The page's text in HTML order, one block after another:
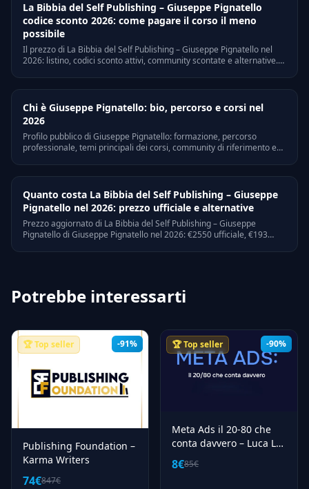
La Bibbia del Self Publishing – Giuseppe Pignatello
codice sconto 2026: come pagare il corso il meno
possibile
Il prezzo di La Bibbia del Self Publishing – Giuseppe Pignatello nel
2026: listino, codici sconto attivi, community scontate e alternative.
Chi è Giuseppe Pignatello: bio, percorso e corsi nel
2026
Profilo pubblico di Giuseppe Pignatello: formazione, percorso
professionale, temi principali dei corsi, community di riferimento e
Quanto costa La Bibbia del Self Publishing – Giuseppe
Pignatello nel 2026: prezzo ufficiale e alternative
Prezzo aggiornato di La Bibbia del Self Publishing – Giuseppe
Pignatello di Giuseppe Pignatello nel 2026: €2550 ufficiale, €193
Potrebbe interessarti
-91%
🏆 Top seller
Publishing Foundation –
Karma Writers
74€847€
-90%
🏆 Top seller
Meta Ads il 20-80 che
conta davvero – Luca La
Mesa
8€85€